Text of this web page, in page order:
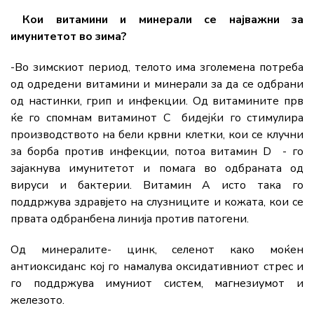
Кои витамини и минерали се најважни за
имунитетот во зима?
-Во зимскиот период, телото има зголемена потреба
од одредени витамини и минерали за да се одбрани
од настинки, грип и инфекции. Од витамините прв
ќе го спомнам витаминот C бидејќи го стимулира
производството на бели крвни клетки, кои се клучни
за борба против инфекции, потоа витамин D - го
зајакнува имунитетот и помага во одбраната од
вируси и бактерии. Витамин А исто така го
поддржува здравјето на слузниците и кожата, кои се
првата одбранбена линија против патогени.
Од минералите- цинк, селенот како моќен
антиоксиданс кој го намалува оксидативниот стрес и
го поддржува имуниот систем, магнезиумот и
железото.